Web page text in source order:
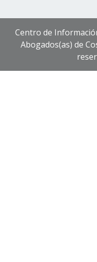
Centro de
Abogados(as) de